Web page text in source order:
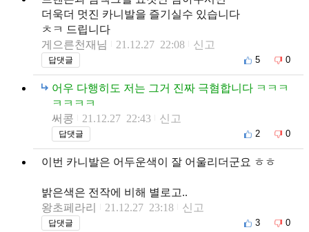
더욱더 멋진 카니발을 즐기실수 있습니다
ㅊㅋ 드립니다
게으른천재님
21.12.27 22:08 신고
답댓글 5 0
어우 다행히도 저는 그거 진짜 극혐합니다 ㅋㅋㅋ
ㅋㅋㅋㅋ
써콩
21.12.27 22:43 신고
답댓글 2 0
이번 카니발은 어두운색이 잘 어울리더군요 ㅎㅎ
밝은색은 전작에 비해 별로고..
왕초페라리
21.12.27 23:18 신고
답댓글 3 0